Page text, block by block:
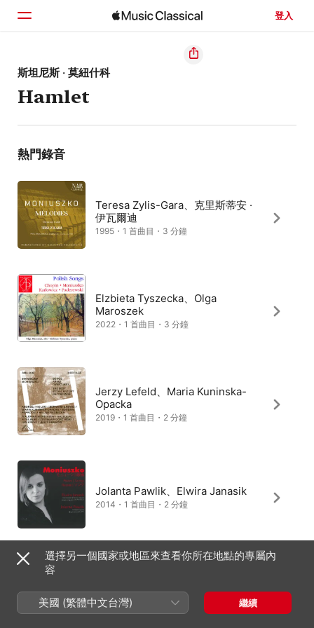
登入
首頁
瀏覽
搜尋
斯坦尼斯 · 莫紐什科
Hamlet
熱門錄音
Teresa Zylis-Gara、克里斯蒂安 ·
伊瓦爾迪
1995・1 首曲目・3 分鐘
Elzbieta Tyszecka、Olga
Maroszek
2022・1 首曲目・3 分鐘
Jerzy Lefeld、Maria Kuninska-
Opacka
2019・1 首曲目・2 分鐘
Jolanta Pawlik、Elwira Janasik
2014・1 首曲目・2 分鐘
English (UK)
選擇另一個國家或地區來查看你所在地點的專屬內
容
美國 (繁體中文台灣) 繼續